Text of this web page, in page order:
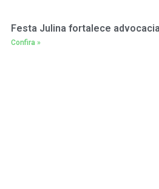
Festa Julina fortalece advocacia
Confira »